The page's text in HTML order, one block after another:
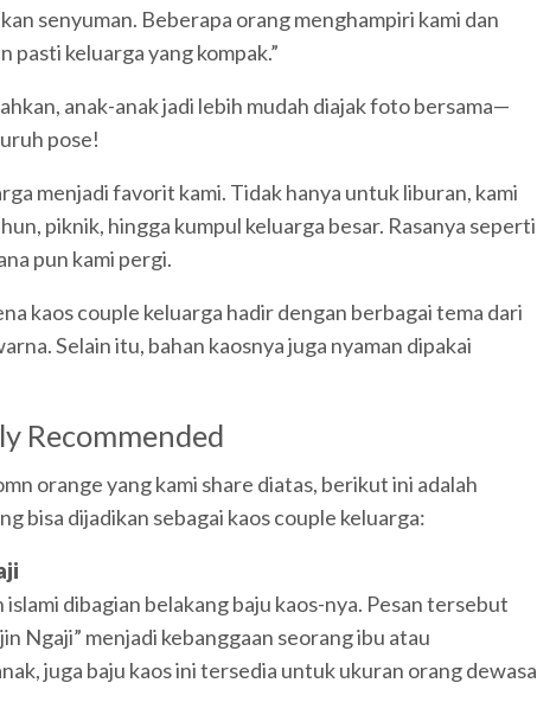
senyuman. Beberapa orang menghampiri kami dan
pasti keluarga yang kompak.”
anak-anak jadi lebih mudah diajak foto bersama—
pose!
menjadi favorit kami. Tidak hanya untuk liburan, kami
piknik, hingga kumpul keluarga besar. Rasanya seperti
pun kami pergi.
kaos couple keluarga hadir dengan berbagai tema dari
Selain itu, bahan kaosnya juga nyaman dipakai
Recommended
orange yang kami share diatas, berikut ini adalah
bisa dijadikan sebagai kaos couple keluarga:
dibagian belakang baju kaos-nya. Pesan tersebut
Ngaji” menjadi kebanggaan seorang ibu atau
juga baju kaos ini tersedia untuk ukuran orang dewasa